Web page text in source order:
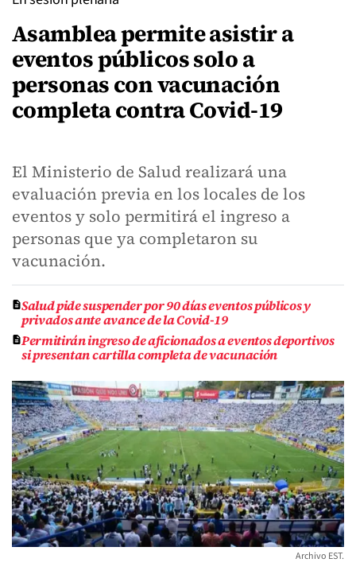
Asamblea permite asistir a
eventos públicos solo a
personas con vacunación
completa contra Covid-19
El Ministerio de Salud realizará una
evaluación previa en los locales de los
eventos y solo permitirá el ingreso a
personas que ya completaron su
vacunación.
Salud pide suspender por 90 días eventos públicos y
privados ante avance de la Covid-19
Permitirán ingreso de aficionados a eventos deportivos
si presentan cartilla completa de vacunación
Archivo EST.